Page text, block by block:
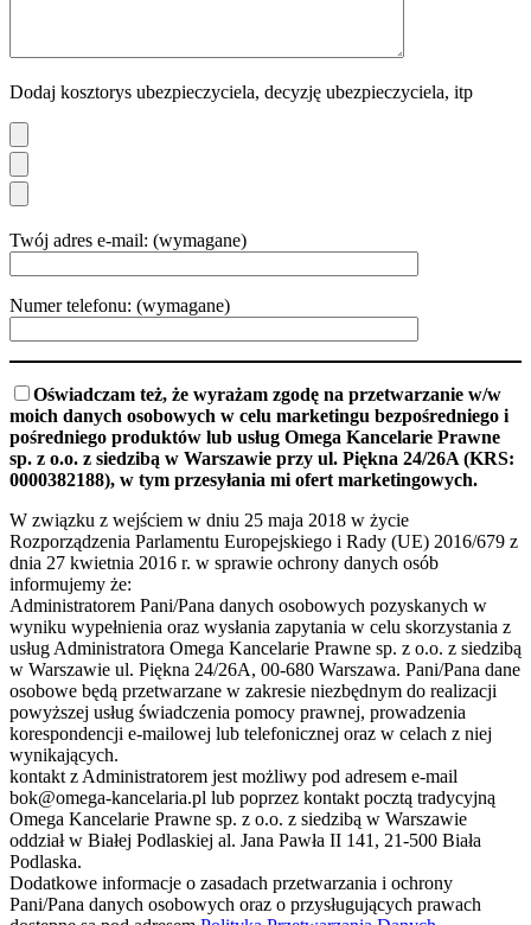
Dodaj kosztorys ubezpieczyciela, decyzję ubezpieczyciela, itp
Twój adres e-mail: (wymagane)
Numer telefonu: (wymagane)
Oświadczam też, że wyrażam zgodę na przetwarzanie w/w
moich danych osobowych w celu marketingu bezpośredniego i
pośredniego produktów lub usług Omega Kancelarie Prawne
sp. z o.o. z siedzibą w Warszawie przy ul. Piękna 24/26A (KRS:
0000382188), w tym przesyłania mi ofert marketingowych.
W związku z wejściem w dniu 25 maja 2018 w życie
Rozporządzenia Parlamentu Europejskiego i Rady (UE) 2016/679 z
dnia 27 kwietnia 2016 r. w sprawie ochrony danych osób
informujemy że:
Administratorem Pani/Pana danych osobowych pozyskanych w
wyniku wypełnienia oraz wysłania zapytania w celu skorzystania z
usług Administratora Omega Kancelarie Prawne sp. z o.o. z siedzibą
w Warszawie ul. Piękna 24/26A, 00-680 Warszawa. Pani/Pana dane
osobowe będą przetwarzane w zakresie niezbędnym do realizacji
powyższej usług świadczenia pomocy prawnej, prowadzenia
korespondencji e-mailowej lub telefonicznej oraz w celach z niej
wynikających.
kontakt z Administratorem jest możliwy pod adresem e-mail
bok@omega-kancelaria.pl lub poprzez kontakt pocztą tradycyjną
Omega Kancelarie Prawne sp. z o.o. z siedzibą w Warszawie
oddział w Białej Podlaskiej al. Jana Pawła II 141, 21-500 Biała
Podlaska.
Dodatkowe informacje o zasadach przetwarzania i ochrony
Pani/Pana danych osobowych oraz o przysługujących prawach